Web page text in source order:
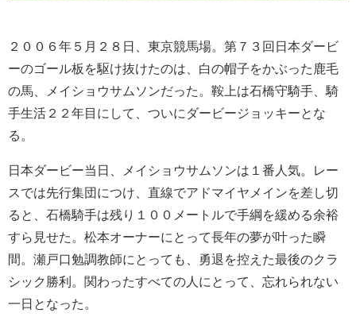
２００６年５月２８日、東京競馬場。第７３回日本ダービ
ーのゴール板を駆け抜けたのは、白の帽子をかぶった鹿毛
の馬、メイショウサムソンだった。鞍上は石橋守騎手、騎
手生活２２年目にして、ついにダービージョッキーとな
る。
日本ダービー当日、メイショウサムソンは１番人気。レー
スでは先行集団につけ、直線でアドマイヤメインを差し切
ると、石橋騎手は残り１００メートルで手綱を緩める余裕
すら見せた。松本オーナーにとって長年の夢が叶った瞬
間。瀬戸口勉調教師にとっても、勇退を控えた最後のクラ
シック勝利。関わったすべての人にとって、忘れられない
一日となった。